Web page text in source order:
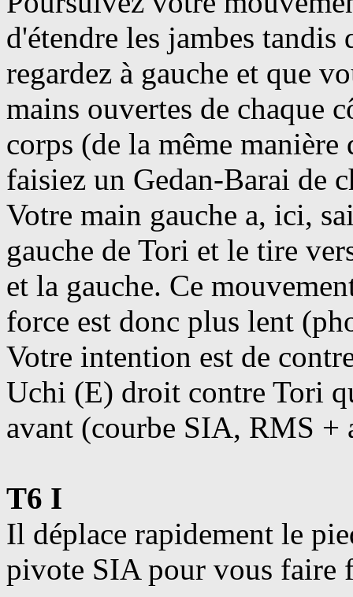
d'étendre les jambes tandis
regardez à gauche et que
mains ouvertes de chaque
corps (de la même manière
faisiez un Gedan-Barai de
Votre main gauche a, ici,
gauche de Tori et le tire
et la gauche. Ce
force est donc plus lent
Votre intention est de
Uchi (E) droit contre Tori
avant (courbe SIA, RMS +
T6 I
Il déplace rapidement le
pivote SIA pour vous faire